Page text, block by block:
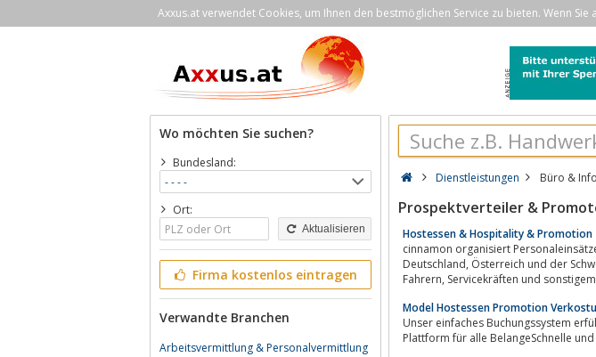
Axxus.at verwendet Cookies, um Ihnen den bestmöglichen Service zu bieten. Wenn
Wo möchten Sie suchen?
Bundesland:
Ort:
Aktualisieren
Firma kostenlos eintragen
Verwandte Branchen
Arbeitsvermittlung & Personalvermittlung
Dienstleistungen Büro &
Prospektverteiler &
Hostessen & Hospitality & Promotion
cinnamon organisiert Personaleinsätze im Bereich Veranstaltung,
Deutschland, Österreich und der Schweiz arbeiten wir mit einem Pool von über 18.000 Hostessen, Promotern, Visagisten,
Fahrern, Servicekräften und
Model Hostessen Promotion
Unser einfaches Buchungssystem